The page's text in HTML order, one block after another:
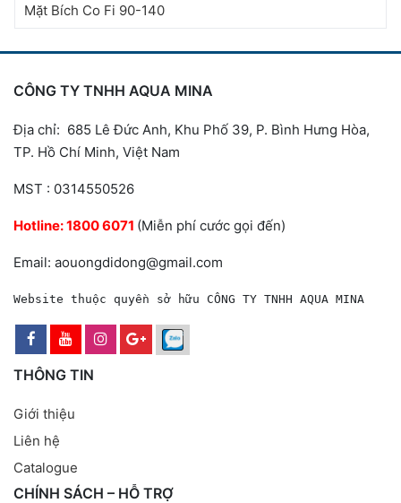
Mặt Bích Co Fi 90-140
CÔNG TY TNHH AQUA MINA
Địa chỉ: 685 Lê Đức Anh, Khu Phố 39, P. Bình Hưng Hòa,
TP. Hồ Chí Minh, Việt Nam
MST : 0314550526
Hotline:1800 6071 (Miễn phí cước gọi đến)
Email: aouongdidong@gmail.com
Website thuộc quyền sở hữu CÔNG TY TNHH AQUA MINA
THÔNG TIN
Giới thiệu
Liên hệ
Catalogue
CHÍNH SÁCH – HỖ TRỢ